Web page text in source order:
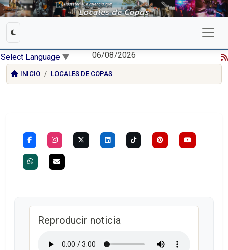
Select Language ▼ 06/08/2026
INICIO LOCALES DE COPAS
Reproducir noticia